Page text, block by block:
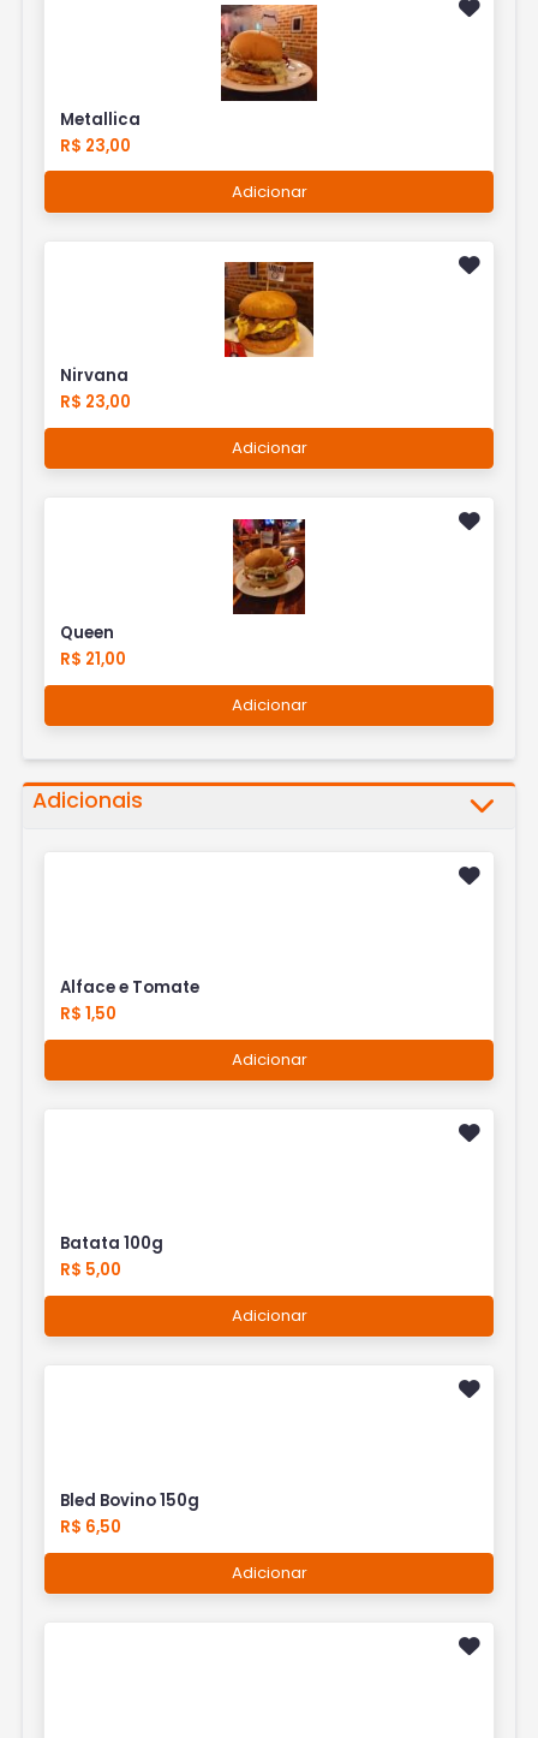
Metallica
R$ 23,00
Adicionar
Nirvana
R$ 23,00
Adicionar
Queen
R$ 21,00
Adicionar
Adicionais
Alface e Tomate
R$ 1,50
Adicionar
Batata 100g
R$ 5,00
Adicionar
Bled Bovino 150g
R$ 6,50
Adicionar